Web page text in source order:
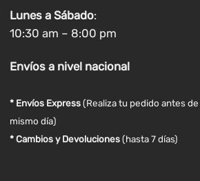
Lunes a Sábado:
10:30 am – 8:00 pm
Envíosa nivel nacional
* Envíos Express(Realiza tu pedido antes
mismo día)
* Cambios y Devoluciones (hasta 7 días)